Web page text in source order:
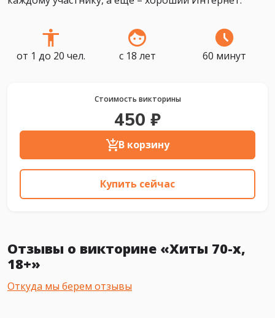
от 1 до 20 чел. с 18 лет 60 минут
Стоимость викторины
450 ₽
В корзину
Купить сейчас
Отзывы о викторине «Хиты 70-х,
18+»
Откуда мы берем отзывы